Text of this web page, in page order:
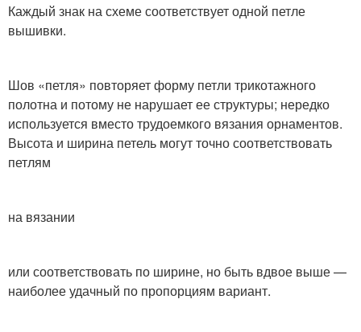
Каждый знак на схеме соответствует одной петле
вышивки.
Шов «петля» повторяет форму петли трикотажного
полотна и потому не нарушает ее структуры; нередко
используется вместо трудоемкого вязания орнаментов.
Высота и ширина петель могут точно соответствовать
петлям
на вязании
или соответствовать по ширине, но быть вдвое выше —
наиболее удачный по пропорциям вариант.